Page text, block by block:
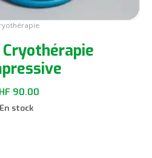
90.00
En stock